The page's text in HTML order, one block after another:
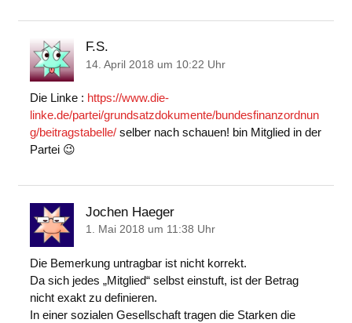
F.S.
14. April 2018 um 10:22 Uhr
Die Linke : https://www.die-
linke.de/partei/grundsatzdokumente/bundesfinanzordnun
g/beitragstabelle/selber nach schauen! bin Mitglied in der
Partei 😉
Jochen Haeger
1. Mai 2018 um 11:38 Uhr
Die Bemerkung untragbar ist nicht korrekt.
Da sich jedes „Mitglied“ selbst einstuft, ist der Betrag
nicht exakt zu definieren.
In einer sozialen Gesellschaft tragen die Starken die